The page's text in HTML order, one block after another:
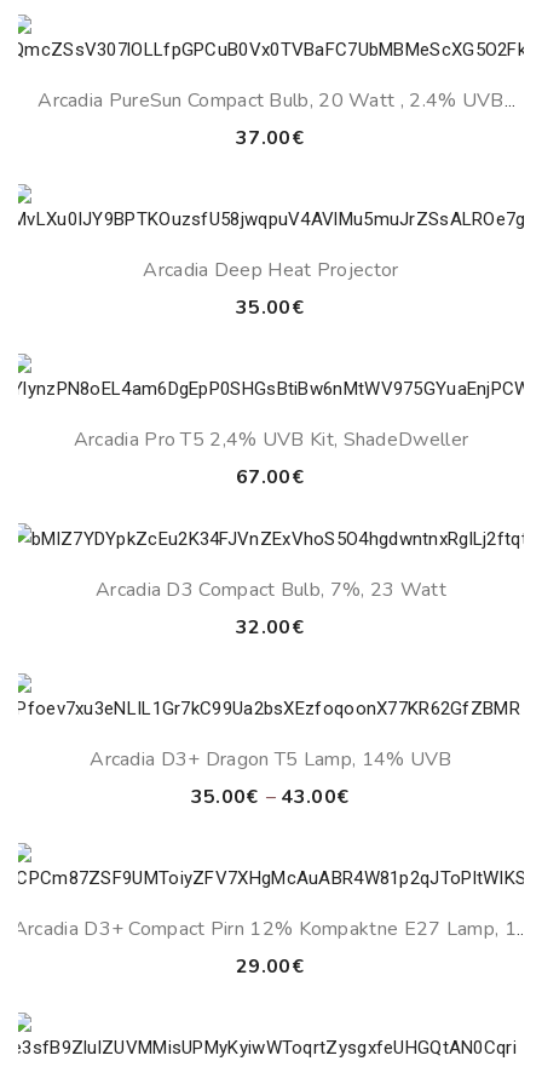
through
43.00€
Arcadia PureSun Compact Bulb, 20 Watt , 2.4% UVB
(ultraviolet B) Light
37.00€
Arcadia Deep Heat Projector
35.00€
Arcadia Pro T5 2,4% UVB Kit, ShadeDweller
67.00€
Arcadia D3 Compact Bulb, 7%, 23 Watt
32.00€
Arcadia D3+ Dragon T5 Lamp, 14% UVB
35.00€ – 43.00€
through
43.00€
Arcadia D3+ Compact Pirn 12% Kompaktne E27 Lamp, 13
Watt
29.00€